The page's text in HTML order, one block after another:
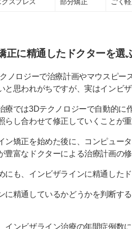
に精通したドクターを選
ノロジーで治療計画やマウスピ
と思われがちですが、実はインビ
療では3Dテクノロジーで自動的
らし合わせて修正していくことが重
ン矯正を始めた後に、コンピュー
豊富なドクターによる治療計画の修
にも、インビザラインに精通した
に精通しているかどうかを判断す
インビザライン治療の年間症例数